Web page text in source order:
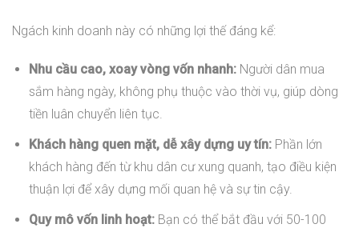
Ngách kinh doanh này có những lợi thế đáng kể:
Nhu cầu cao, xoay vòng vốn nhanh:Người dân mua
sắm hàng ngày, không phụ thuộc vào thời vụ, giúp dòng
tiền luân chuyển liên tục.
Khách hàng quen mặt, dễ xây dựng uy tín:Phần lớn
khách hàng đến từ khu dân cư xung quanh, tạo điều kiện
thuận lợi để xây dựng mối quan hệ và sự tin cậy.
Quy mô vốn linh hoạt:Bạn có thể bắt đầu với 50-100